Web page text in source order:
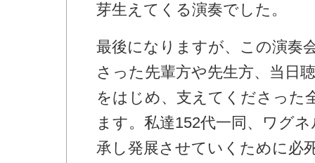
芽生えてくる演奏でした。
最後になりますが、この演奏
さった先輩方や先生方、当日
をはじめ、支えてくださった
ます。私達152代一同、ワグ
承し発展させていくために必